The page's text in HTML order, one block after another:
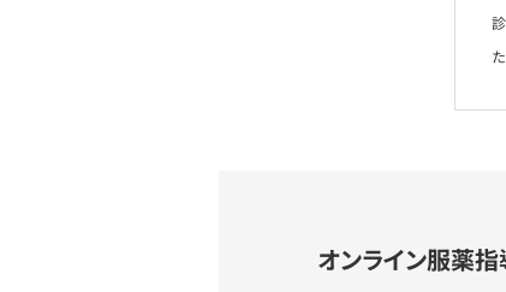
オンライン服薬